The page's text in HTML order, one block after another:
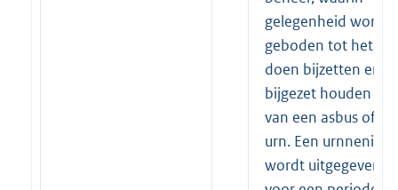
gelegenheid wordt
geboden tot het
doen bijzetten en
bijgezet houden
van een asbus of
urn. Een urnnenis
wordt uitgegeven